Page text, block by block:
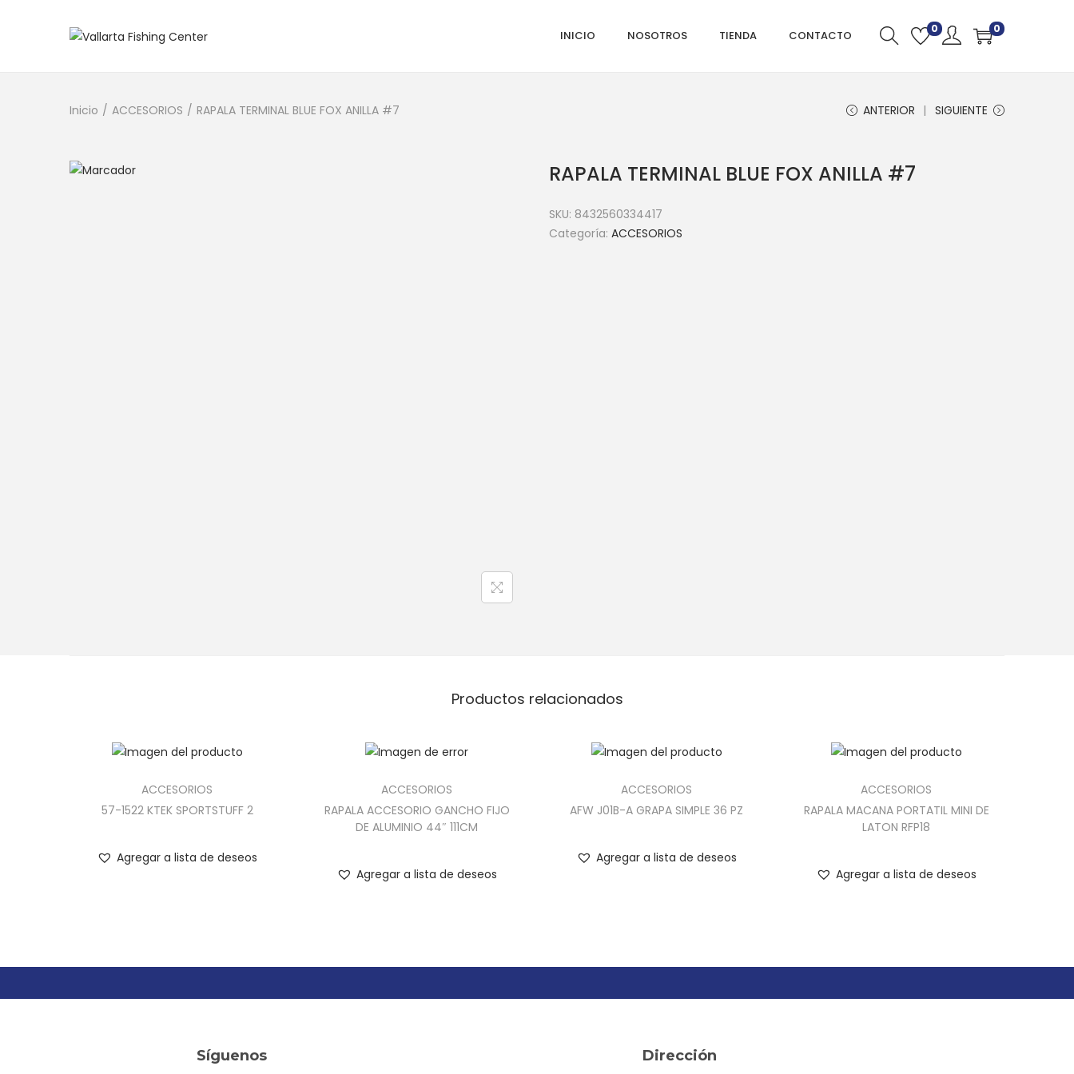
INICIO NOSOTROS TIENDA CONTACTO 0 0
Inicio / ACCESORIOS / RAPALA TERMINAL BLUE FOX ANILLA #7 ANTERIOR SIGUIENTE
RAPALA TERMINAL BLUE FOX ANILLA #7
SKU: 8432560334417
Categoría: ACCESORIOS
Productos relacionados
ACCESORIOS
57-1522 KTEK SPORTSTUFF 2
Agregar a lista de deseos
ACCESORIOS
RAPALA ACCESORIO GANCHO FIJO
DE ALUMINIO 44″ 111CM
Agregar a lista de deseos
ACCESORIOS
AFW J01B-A GRAPA SIMPLE 36 PZ
Agregar a lista de deseos
ACCESORIOS
RAPALA MACANA PORTATIL MINI DE
LATON RFP18
Agregar a lista de deseos
Síguenos Dirección